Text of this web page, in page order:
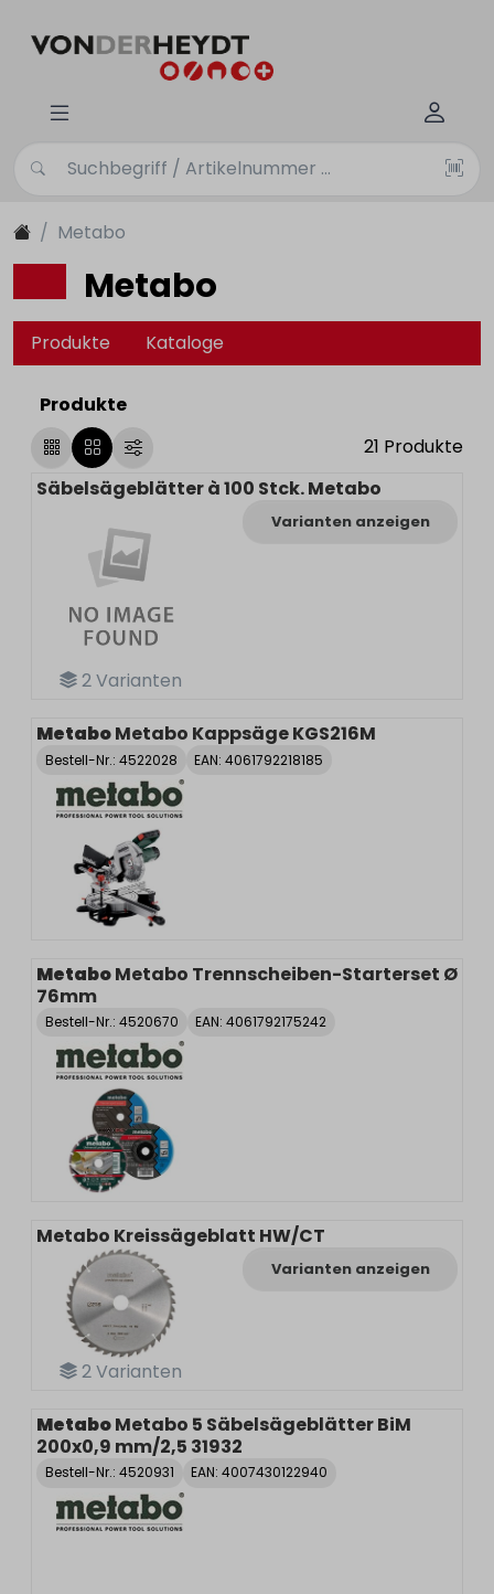
Metabo
Metabo
Produkte Kataloge
Produkte
21 Produkte
2Varianten
Säbelsägeblätter à 100 Stck. Metabo
Varianten anzeigen
MetaboMetabo Kappsäge KGS216M
Bestell-Nr.: 4522028 EAN: 4061792218185
MetaboMetabo Trennscheiben-Starterset Ø
76mm
Bestell-Nr.: 4520670 EAN: 4061792175242
2Varianten
Metabo Kreissägeblatt HW/CT
Varianten anzeigen
MetaboMetabo 5 Säbelsägeblätter BiM
200x0,9 mm/2,5 31932
Bestell-Nr.: 4520931 EAN: 4007430122940